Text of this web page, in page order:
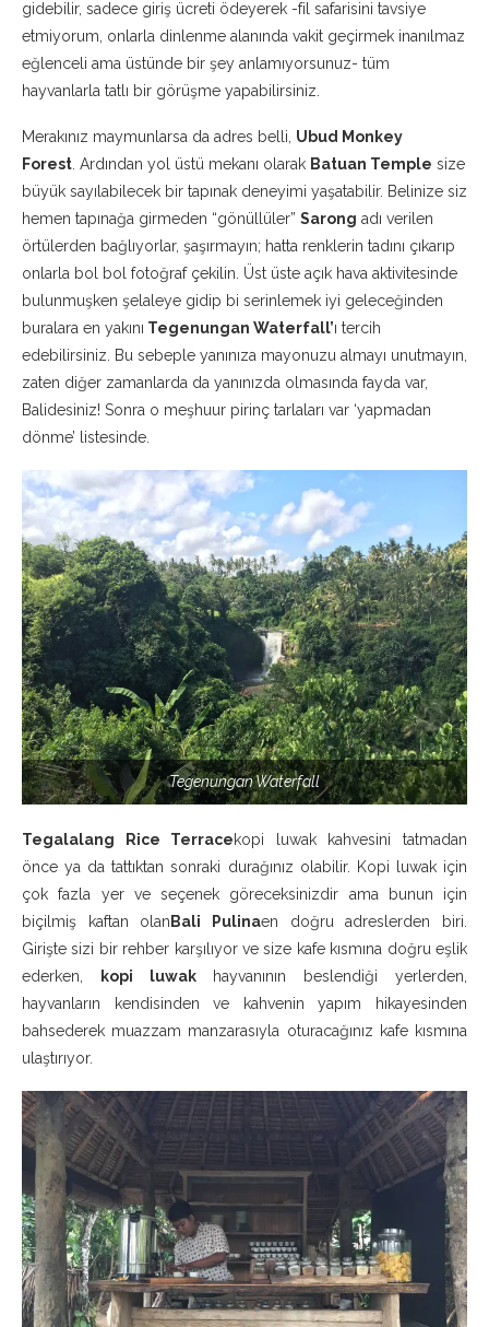
gidebilir, sadece giriş ücreti ödeyerek -fil safarisini tavsiye
etmiyorum, onlarla dinlenme alanında vakit geçirmek inanılmaz
eğlenceli ama üstünde bir şey anlamıyorsunuz- tüm
hayvanlarla tatlı bir görüşme yapabilirsiniz.
Merakınız maymunlarsa da adres belli, Ubud Monkey
Forest . Ardından yol üstü mekanı olarak Batuan Temple size
büyük sayılabilecek bir tapınak deneyimi yaşatabilir. Belinize siz
hemen tapınağa girmeden “gönüllüler” Sarong adı verilen
örtülerden bağlıyorlar, şaşırmayın; hatta renklerin tadını çıkarıp
onlarla bol bol fotoğraf çekilin. Üst üste açık hava aktivitesinde
bulunmuşken şelaleye gidip bi serinlemek iyi geleceğinden
buralara en yakını Tegenungan Waterfall’ı tercih
edebilirsiniz. Bu sebeple yanınıza mayonuzu almayı unutmayın,
zaten diğer zamanlarda da yanınızda olmasında fayda var,
Balidesiniz! Sonra o meşhuur pirinç tarlaları var ‘yapmadan
dönme’ listesinde.
Tegenungan Waterfall
Tegalalang Rice Terracekopi luwak kahvesini tatmadan
önce ya da tattıktan sonraki durağınız olabilir. Kopi luwak için
çok fazla yer ve seçenek göreceksinizdir ama bunun için
biçilmiş kaftan olanBali Pulinaen doğru adreslerden biri.
Girişte sizi bir rehber karşılıyor ve size kafe kısmına doğru eşlik
ederken, kopi luwakhayvanının beslendiği yerlerden,
hayvanların kendisinden ve kahvenin yapım hikayesinden
bahsederek muazzam manzarasıyla oturacağınız kafe kısmına
ulaştırıyor.